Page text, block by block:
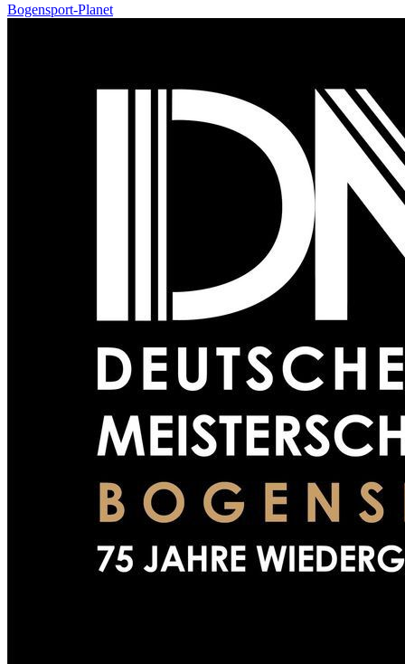
Bogensport-Planet